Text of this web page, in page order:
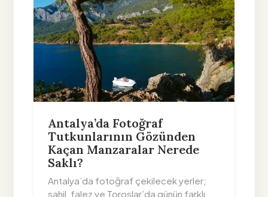
Antalya’da Fotoğraf
Tutkunlarının Gözünden
Kaçan Manzaralar Nerede
Saklı?
Antalya’da fotoğraf çekilecek yerler;
sahil, falez ve Toroslar’da günün farklı